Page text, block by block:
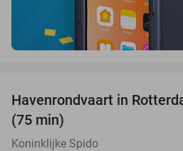
Havenrondvaart in
(75 min)
Koninklijke Spido